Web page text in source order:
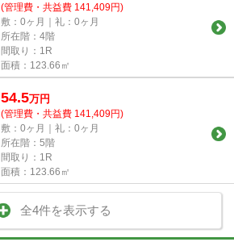
(管理費・共益費 141,409円)
敷：0ヶ月｜礼：0ヶ月
所在階：4階
間取り：1R
面積：123.66㎡
54.5万円
(管理費・共益費 141,409円)
敷：0ヶ月｜礼：0ヶ月
所在階：5階
間取り：1R
面積：123.66㎡
全4件を表示する